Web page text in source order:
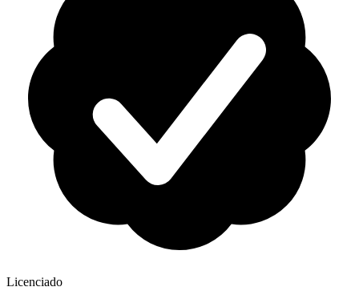
Licenciado